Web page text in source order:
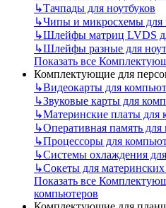
↳Тачпады для ноутбуков
↳Чипы и микросхемы для
↳Шлейфы матриц LVDS
↳Шлейфы разные для
Показать все
Комплектующие для
↳Видеокарты для
↳Звуковые карты для
↳Материнские платы для
↳Оперативная память
↳Процессоры для
↳Системы охлаждения
↳Сокеты для
Показать все
компьютеров